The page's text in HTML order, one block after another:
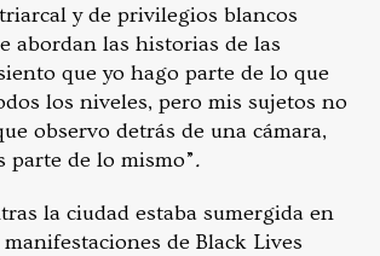
y de privilegios blancos
abordan las historias de las
que yo hago parte de lo que
los niveles, pero mis sujetos no
observo detrás de una cámara,
parte de lo mismo”.
la ciudad estaba sumergida en
de Black Lives